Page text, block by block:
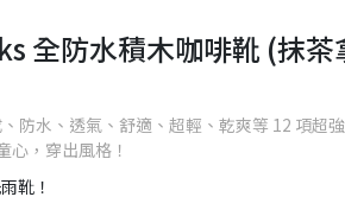
全防水積木咖啡靴 (抹茶
防水、透氣、舒適、超輕、乾爽等 12 項超
心，穿出風格！
靴！